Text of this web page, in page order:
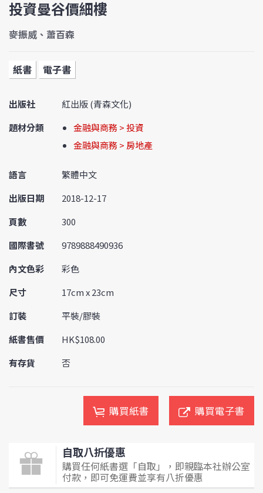
投資曼谷價細樓
麥振威、蕭百森
紙書 電子書
出版社
紅出版 (青森文化)
題材分類
金融與商務 > 投資
金融與商務 > 房地產
語言
繁體中文
出版日期
2018-12-17
頁數
300
國際書號
9789888490936
內文色彩
彩色
尺寸
17cm x 23cm
訂裝
平裝/膠裝
紙書售價
HK$108.00
有存貨
否
購買紙書 購買電子書
自取八折優惠
購買任何紙書選「自取」，即親臨本社辦公室
付款，即可免運費並享有八折優惠